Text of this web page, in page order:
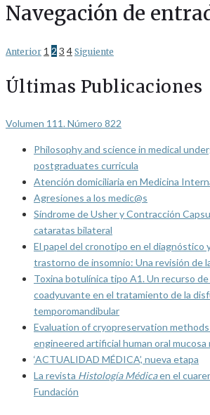
Navegación de
Anterior 1 2 3 4 Siguiente
Últimas Publicaciones
Volumen 111. Número 822
Philosophy and science in medical
postgraduates curricula
Atención domiciliaria en Medicina
Agresiones a los medic@s
Síndrome de Usher y Contracción
cataratas bilateral
El papel del cronotipo en el diagnóstico
trastorno de insomnio: Una revisión de
Toxina botulínica tipo A1. Un recurso
coadyuvante en el tratamiento de la
temporomandibular
Evaluation of cryopreservation
engineered artificial human oral mucosa
‘ACTUALIDAD MÉDICA’, nueva etapa
La revista Histología Médicaen el
Fundación